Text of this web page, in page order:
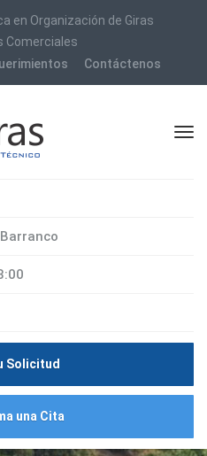
en Organización de Giras
Comerciales
Contáctenos
Solicitud
una Cita